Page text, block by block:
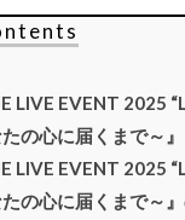
LIVE EVENT 2025
の心に届くまで～
LIVE EVENT 2025
の心に届くまで～